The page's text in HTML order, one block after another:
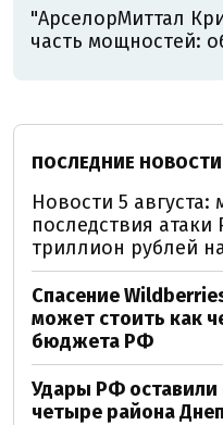
"АрселорМиттал
часть мощностей:
ПОСЛЕДНИЕ НОВОСТИ
Новости 5
последствия
триллион рублей
Спасение
может стоить как
бюджета РФ
Удары РФ оставили
четыре района